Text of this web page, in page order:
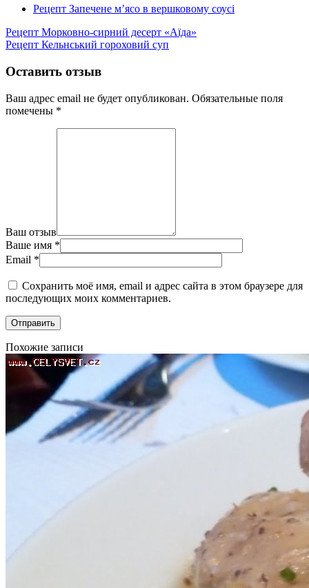
Рецепт Запечене м’ясо в вершковому соусі
Рецепт Морковно-сирний десерт «Аїда»
Рецепт Кельнський гороховий суп
Оставить отзыв
Ваш адрес email не будет опубликован. Обязательные поля
помечены *
Ваш отзыв
Ваше имя *
Email *
Сохранить моё имя, email и адрес сайта в этом браузере для
последующих моих комментариев.
Похожие записи